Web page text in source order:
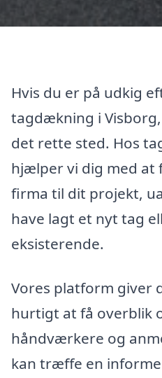
Hvis du er på udkig
tagdækning i
det rette sted. Hos
hjælper vi dig med at
firma til dit projekt,
have lagt et nyt tag
eksisterende.
Vores platform giver
hurtigt at få overblik
håndværkere og
kan træffe en